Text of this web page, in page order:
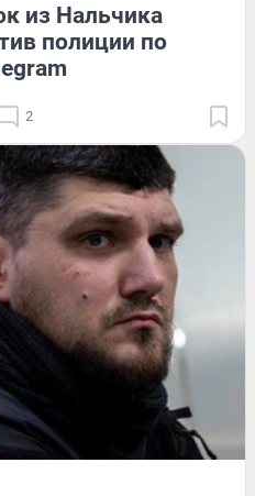
из Нальчика
полиции по
2